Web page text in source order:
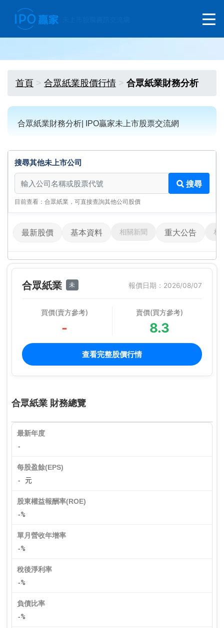
首頁 合眾紙業股價行情 合眾紙業財務分析
合眾紙業財務分析| IPO贏家未上市股票交流網
搜尋其他未上市公司
搜尋其他未上市公司
搜尋
目前查看：合眾紙業，可直接查詢其他公司股價
最新股價 基本資料 相關新聞 重大公告 相
合眾紙業 未 報價日期：2026/08/07
買價(賣方參考)
-
賣價(買方參考)
8.3
查看完整股價行情
合眾紙業 財務總覽
最新年度
-
每股盈餘(EPS)
- 元
股東權益報酬率(ROE)
-%
單月營收年增率
-%
稅後淨利率
-%
負債比率
-%